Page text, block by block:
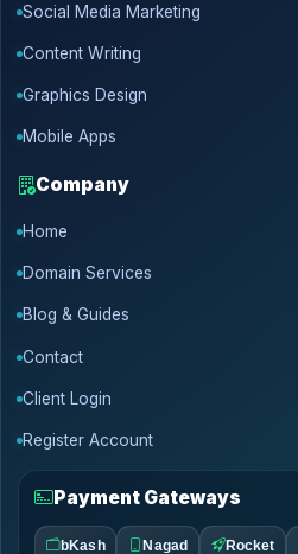
Social Media Marketing
Content Writing
Graphics Design
Mobile Apps
Company
Home
Domain Services
Blog & Guides
Contact
Client Login
Register Account
Payment Gateways
bKash Nagad Rocket